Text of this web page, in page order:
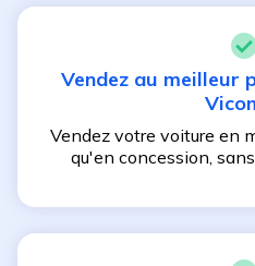
Vendez au meilleur
Vendez votre voiture en
qu'en concession,